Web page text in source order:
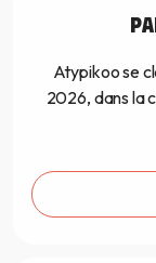
Atypikoo se
2026, dans la